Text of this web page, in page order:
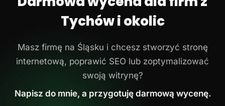
Tychów i okolic
Masz firmę na Śląsku i chcesz stworzyć stronę
internetową, poprawić SEO lub zoptymalizować
swoją witrynę?
Napisz do mnie, a przygotuję darmową wycenę.